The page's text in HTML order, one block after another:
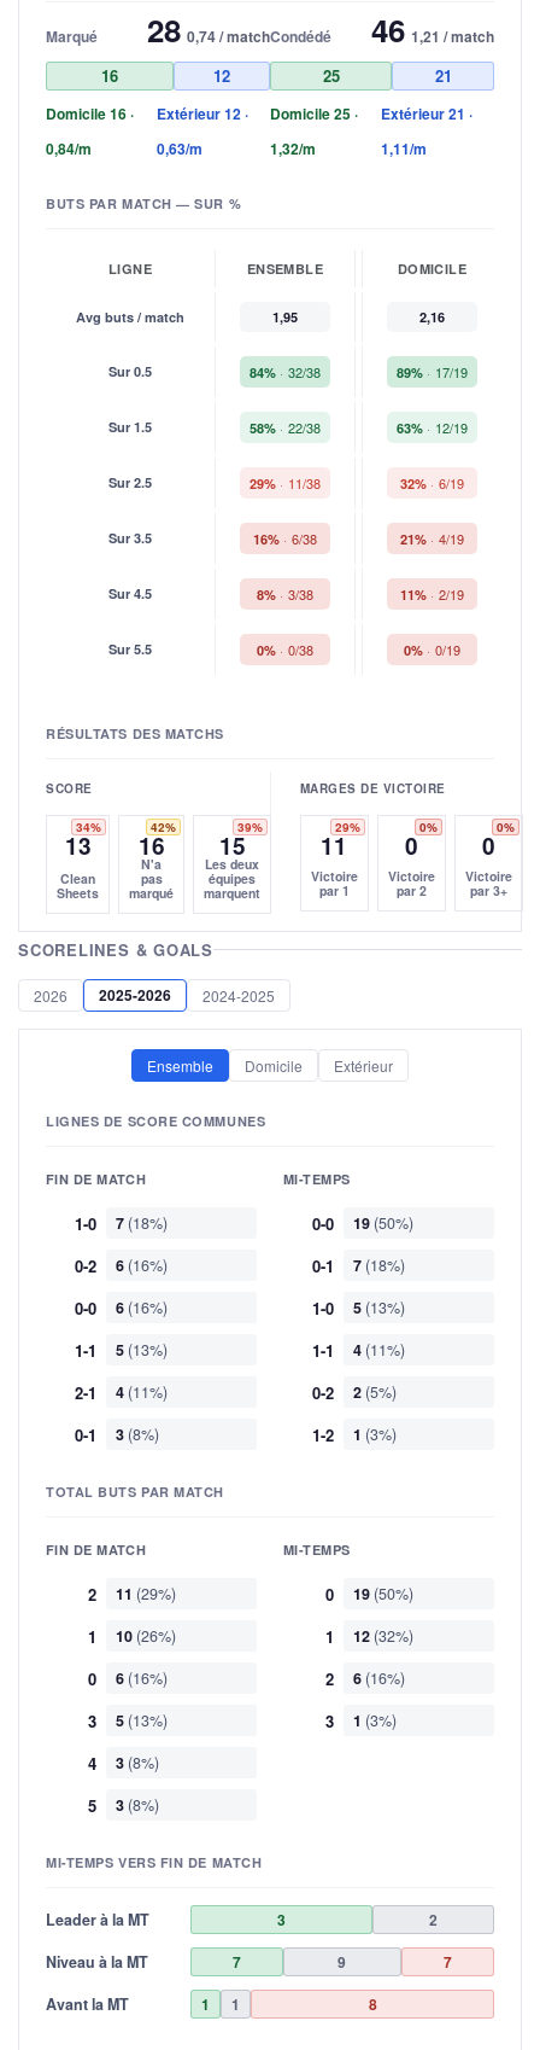
Marqué 28 0,74 / match
16 12
Domicile 16 ·
0,84/m
Extérieur 12 ·
0,63/m
Condédé 46 1,21 / match
25 21
Domicile 25 ·
1,32/m
Extérieur 21 ·
1,11/m
BUTS PAR MATCH — SUR %
LIGNE ENSEMBLE DOMICILE
Avg buts / match 1,95 2,16
Sur 0.5 84% 32/38 89% 17/19
Sur 1.5 58% 22/38 63% 12/19
Sur 2.5 29% 11/38 32% 6/19
Sur 3.5 16% 6/38 21% 4/19
Sur 4.5 8% 3/38 11% 2/19
Sur 5.5 0% 0/38 0% 0/19
RÉSULTATS DES MATCHS
SCORE
34%
13
Clean
Sheets
42%
16
N'a
pas
marqué
39%
15
Les deux
équipes
marquent
MARGES DE VICTOIRE
29%
11
Victoire
par 1
0%
0
Victoire
par 2
0%
0
Victoire
par 3+
SCORELINES & GOALS
2026 2025-2026 2024-2025
Ensemble Domicile Extérieur
LIGNES DE SCORE COMMUNES
FIN DE MATCH
1-0 7 (18%)
0-2 6 (16%)
0-0 6 (16%)
1-1 5 (13%)
2-1 4 (11%)
0-1 3 (8%)
MI-TEMPS
0-0 19 (50%)
0-1 7 (18%)
1-0 5 (13%)
1-1 4 (11%)
0-2 2 (5%)
1-2 1 (3%)
TOTAL BUTS PAR MATCH
FIN DE MATCH
2 11 (29%)
1 10 (26%)
0 6 (16%)
3 5 (13%)
4 3 (8%)
5 3 (8%)
MI-TEMPS
0 19 (50%)
1 12 (32%)
2 6 (16%)
3 1 (3%)
MI-TEMPS VERS FIN DE MATCH
Leader à la MT 3
2
Niveau à la MT
7 9
7
Avant la MT
1 1 8